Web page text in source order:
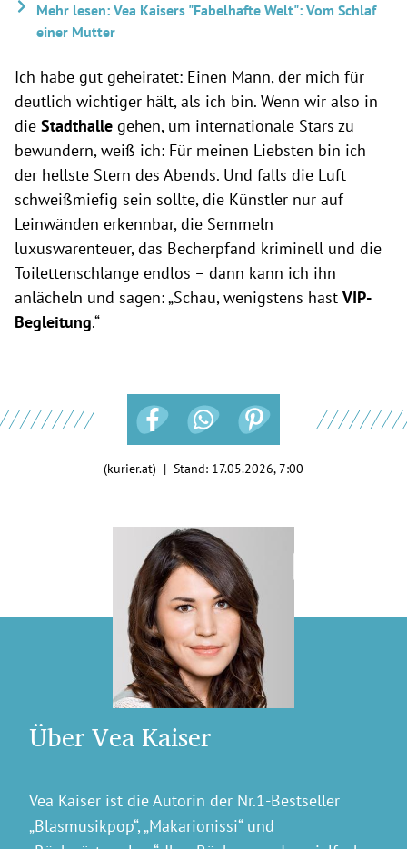
Mehr lesen: Vea Kaisers "Fabelhafte Welt": Vom Schlaf
einer Mutter
Ich habe gut geheiratet: Einen Mann, der mich für
deutlich wichtiger hält, als ich bin. Wenn wir also in
die Stadthalle gehen, um internationale Stars zu
bewundern, weiß ich: Für meinen Liebsten bin ich
der hellste Stern des Abends. Und falls die Luft
schweißmiefig sein sollte, die Künstler nur auf
Leinwänden erkennbar, die Semmeln
luxuswarenteuer, das Becherpfand kriminell und die
Toilettenschlange endlos – dann kann ich ihn
anlächeln und sagen: „Schau, wenigstens hast VIP-
Begleitung.“
(kurier.at) | Stand: 17.05.2026, 7:00
Über Vea Kaiser
Vea Kaiser ist die Autorin der Nr.1-Bestseller
„Blasmusikpop“, „Makarionissi“ und